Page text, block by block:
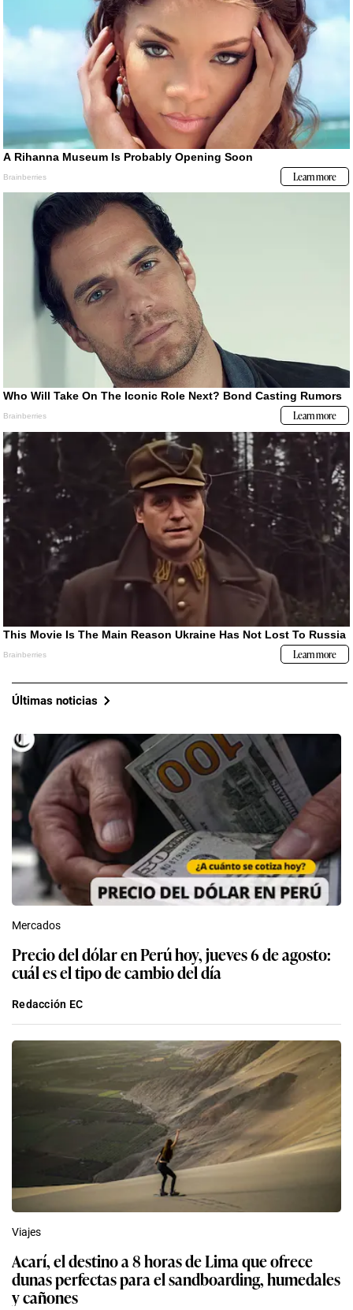
Últimas noticias
Mercados
Precio del dólar en Perú hoy, jueves 6 de agosto:
cuál es el tipo de cambio del día
Redacción EC
Viajes
Acarí, el destino a 8 horas de Lima que ofrece
dunas perfectas para el sandboarding, humedales
y cañones